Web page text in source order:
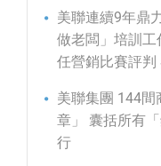
美聯連續9年鼎
做老闆」培訓
任營銷比賽評
美聯集團 144間
章」 囊括所有
行